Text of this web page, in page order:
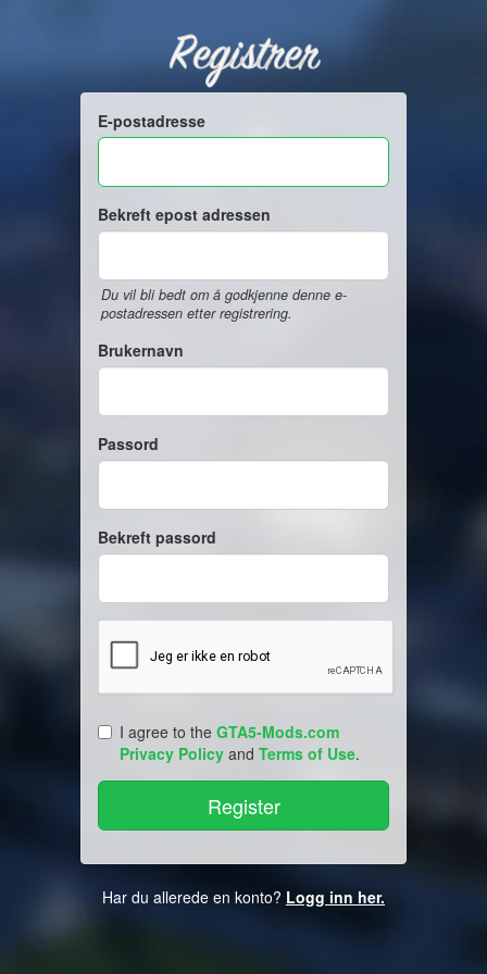
Registrer
E-postadresse
Bekreft epost adressen
Du vil bli bedt om å godkjenne denne e-
postadressen etter registrering.
Brukernavn
Passord
Bekreft passord
I agree to the GTA5-Mods.com
Privacy Policy and Terms of Use.
Har du allerede en konto? Logg inn her.